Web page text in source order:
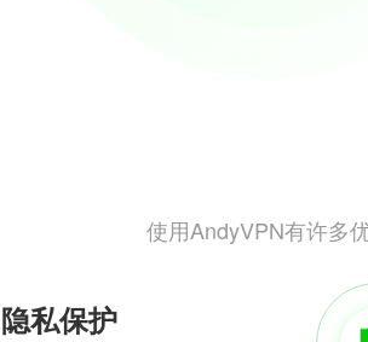
使用AndyVPN有许多
隐私保护